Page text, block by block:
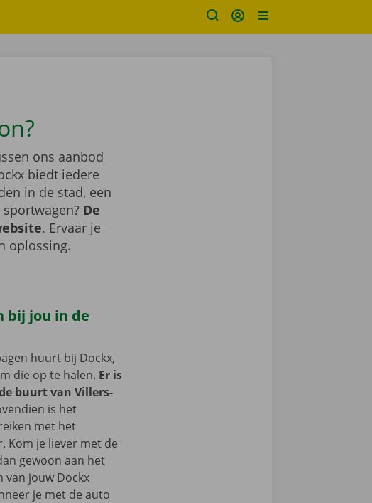
ons aanbod
biedt iedere
in de stad, een
De
. Ervaar je
oplossing.
bij jou in de
huurt bij Dockx,
die op te halen. Er is
buurt van Villers-
is het
met het
Kom je liever met de
gewoon aan het
jouw Dockx
je met de auto